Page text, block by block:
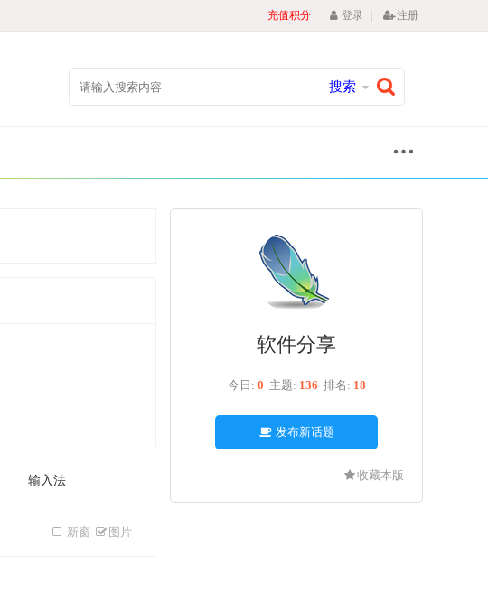
充值积分 登录 | 注册
搜索
输入法
新窗 图片
软件分享
今日: 0 主题: 136 排名: 18
发布新话题
收藏本版